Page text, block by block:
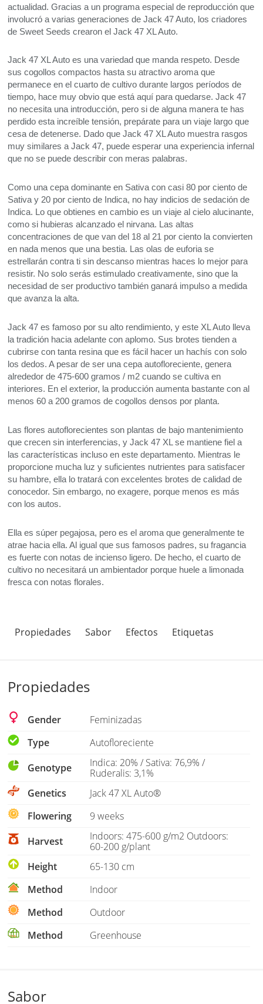
actualidad. Gracias a un programa especial de reproducción que
involucró a varias generaciones de Jack 47 Auto, los criadores
de Sweet Seeds crearon el Jack 47 XL Auto.
Jack 47 XL Auto es una variedad que manda respeto. Desde
sus cogollos compactos hasta su atractivo aroma que
permanece en el cuarto de cultivo durante largos períodos de
tiempo, hace muy obvio que está aquí para quedarse. Jack 47
no necesita una introducción, pero si de alguna manera te has
perdido esta increíble tensión, prepárate para un viaje largo que
cesa de detenerse. Dado que Jack 47 XL Auto muestra rasgos
muy similares a Jack 47, puede esperar una experiencia infernal
que no se puede describir con meras palabras.
Como una cepa dominante en Sativa con casi 80 por ciento de
Sativa y 20 por ciento de Indica, no hay indicios de sedación de
Indica. Lo que obtienes en cambio es un viaje al cielo alucinante,
como si hubieras alcanzado el nirvana. Las altas
concentraciones de que van del 18 al 21 por ciento la convierten
en nada menos que una bestia. Las olas de euforia se
estrellarán contra ti sin descanso mientras haces lo mejor para
resistir. No solo serás estimulado creativamente, sino que la
necesidad de ser productivo también ganará impulso a medida
que avanza la alta.
Jack 47 es famoso por su alto rendimiento, y este XL Auto lleva
la tradición hacia adelante con aplomo. Sus brotes tienden a
cubrirse con tanta resina que es fácil hacer un hachís con solo
los dedos. A pesar de ser una cepa autofloreciente, genera
alrededor de 475-600 gramos / m2 cuando se cultiva en
interiores. En el exterior, la producción aumenta bastante con al
menos 60 a 200 gramos de cogollos densos por planta.
Las flores autoflorecientes son plantas de bajo mantenimiento
que crecen sin interferencias, y Jack 47 XL se mantiene fiel a
las características incluso en este departamento. Mientras le
proporcione mucha luz y suficientes nutrientes para satisfacer
su hambre, ella lo tratará con excelentes brotes de calidad de
conocedor. Sin embargo, no exagere, porque menos es más
con los autos.
Ella es súper pegajosa, pero es el aroma que generalmente te
atrae hacia ella. Al igual que sus famosos padres, su fragancia
es fuerte con notas de incienso ligero. De hecho, el cuarto de
cultivo no necesitará un ambientador porque huele a limonada
fresca con notas florales.
Propiedades Sabor Efectos Etiquetas
Propiedades
Gender
Feminizadas
Type
Autofloreciente
Genotype
Indica: 20% / Sativa: 76,9% /
Ruderalis: 3,1%
Genetics
Jack 47 XL Auto®
Flowering
9 weeks
Harvest
Indoors: 475-600 g/m2 Outdoors:
60-200 g/plant
Height
65-130 cm
Method
Indoor
Method
Outdoor
Method
Greenhouse
Sabor